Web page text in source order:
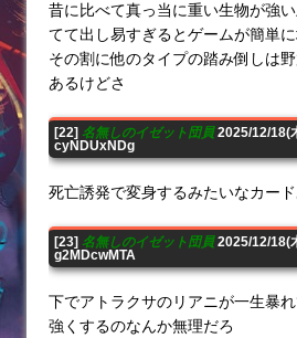
昔に比べて真っ当に重い生物が強
てて出し易すぎるとゲームが簡単
その割に他のタイプの踏み倒しは
あるけどさ
[22] 名無しのイゼット団員2025/12/18(
cyNDUxNDg
死亡誘発で変身するみたいなカー
[23] 名無しのイゼット団員2025/12/18(
g2MDcwMTA
下でアトラクサのリアニが一生暴
強くするのなんか無理だろ